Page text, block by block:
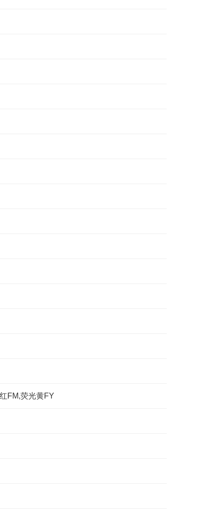
FM,荧光黄FY